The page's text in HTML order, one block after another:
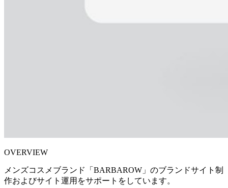
OVERVIEW
メンズコスメブランド「BARBAROW」のブランドサイト制
作およびサイト運用をサポートをしています。